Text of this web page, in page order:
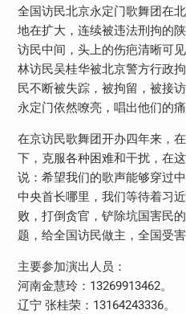
全国访民北京永定门歌舞团在
地在扩大，连续被违法刑拘的
访民中间，头上的伤疤清晰可
林访民吴桂华被北京警方行政
民不断被失踪，被拘留，被接
永定门依然嘹亮，唱出他们的
在京访民歌舞团开办四年来，
下，克服各种困难和干扰，在
说：希望我们的歌声能够穿过
中央首长哪里，我们等待着习
败，打倒贪官，铲除坑国害民
题，给全国访民做主，全国受害
主要参加演出人员：
河南金慧玲：13269913462。
辽宁 张桂荣：13164243336。